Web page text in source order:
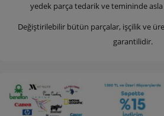
yedek parça tedarik ve temininde asla
Değiştirilebilir bütün parçalar, işçilik ve
garantilidir.